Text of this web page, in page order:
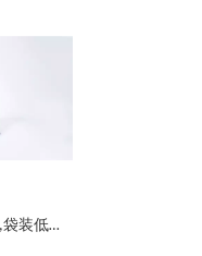
10μL 加长FAT滤芯吸头,袋装低吸附